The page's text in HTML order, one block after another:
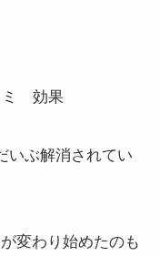
いぶ解消されてい
変わり始めたのも